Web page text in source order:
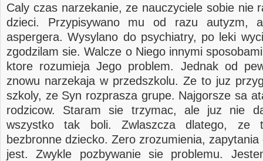
Caly czas narzekanie, ze nauczyciele sobie nie
dzieci. Przypisywano mu od razu autyzm,
aspergera. Wysylano do psychiatry, po leki
zgodzilam sie. Walcze o Niego innymi
ktore rozumieja Jego problem. Jednak od
znowu narzekaja w przedszkolu. Ze to juz
szkoly, ze Syn rozprasza grupe. Najgorsze sa
rodzicow. Staram sie trzymac, ale juz nie
wszystko tak boli. Zwlaszcza dlatego, ze
bezbronne dziecko. Zero zrozumienia,
jest. Zwykle pozbywanie sie problemu.